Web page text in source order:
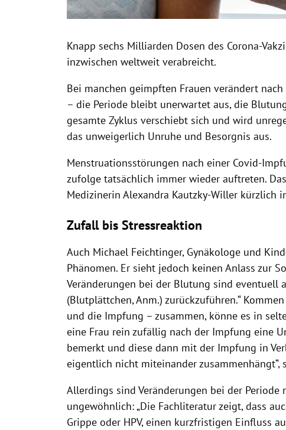
Knapp sechs Milliarden Dosen des Corona-
inzwischen weltweit verabreicht.
Bei manchen geimpften Frauen verändert
– die Periode bleibt unerwartet aus, die
gesamte Zyklus verschiebt sich und wird
das unweigerlich Unruhe und Besorgnis aus.
Menstruationsstörungen nach einer Covid-
zufolge tatsächlich immer wieder auftreten.
Medizinerin Alexandra Kautzky-Willer kürzlich
Zufall bis Stressreaktion
Auch Michael Feichtinger, Gynäkologe und
Phänomen. Er sieht jedoch keinen Anlass zur
Veränderungen bei der Blutung sind eventuell
(Blutplättchen, Anm.) zurückzuführen.“
und die Impfung – zusammen, könne es in
eine Frau rein zufällig nach der Impfung eine
bemerkt und diese dann mit der Impfung in
eigentlich nicht miteinander zusammenhängt“,
Allerdings sindVeränderungen bei der
ungewöhnlich: „Die Fachliteratur zeigt, dass
Grippe oder HPV, einen kurzfristigen Einfluss